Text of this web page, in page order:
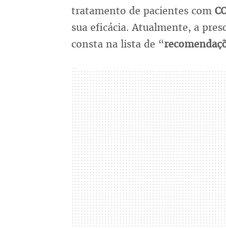
tratamento de pacientes com
sua eficácia. Atualmente, a
consta na lista de “